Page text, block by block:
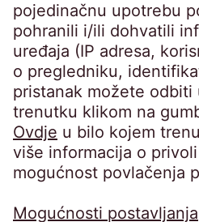
EOS MATRIX d.o.o. za
Horvatova ulica 82,
Zagrebu • OIB
080649671 • Privredna
IBAN:
kapital: 4.900,00 EUR,
Uprava: Barbara
Melischnig, Ivana Žitnik